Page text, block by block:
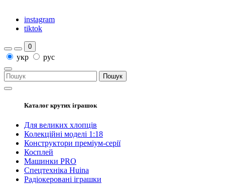
instagram
tiktok
0
укр рус
Пошук
Каталог крутих іграшок
Для великих хлопців
Колекційні моделі 1:18
Конструктори преміум-серії
Косплей
Машинки PRO
Спецтехніка Huina
Радіокеровані іграшки